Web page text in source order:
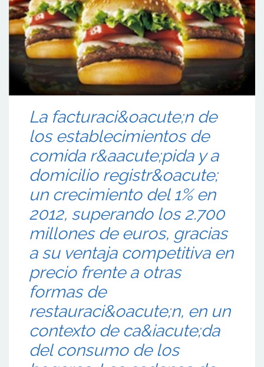
La facturaci&oacute;n de
los establecimientos de
comida r&aacute;pida y a
domicilio registr&oacute;
un crecimiento del 1% en
2012, superando los 2.700
millones de euros, gracias
a su ventaja competitiva en
precio frente a otras
formas de
restauraci&oacute;n, en un
contexto de ca&iacute;da
del consumo de los